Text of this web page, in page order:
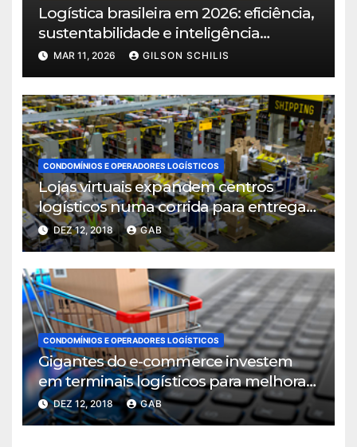
Logística brasileira em 2026: eficiência,
sustentabilidade e inteligência
territorial norteiam o crescimento do
MAR 11, 2026 GILSON SCHILIS
CONDOMÍNIOS E OPERADORES LOGÍSTICOS
Lojas virtuais expandem centros
logísticos numa corrida para entregar
mais rápido
DEZ 12, 2018 GAB
CONDOMÍNIOS E OPERADORES LOGÍSTICOS
Gigantes do e-commerce investem
em terminais logísticos para melhorar
ritmo de entregas
DEZ 12, 2018 GAB